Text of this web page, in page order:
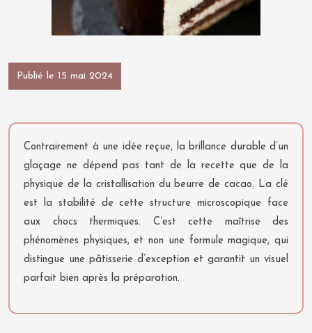
Publié le 15 mai 2024
Contrairement à une idée reçue, la brillance durable d’un
glaçage ne dépend pas tant de la recette que de la
physique de la cristallisation du beurre de cacao. La clé
est la stabilité de cette structure microscopique face
aux chocs thermiques. C’est cette maîtrise des
phénomènes physiques, et non une formule magique, qui
distingue une pâtisserie d’exception et garantit un visuel
parfait bien après la préparation.